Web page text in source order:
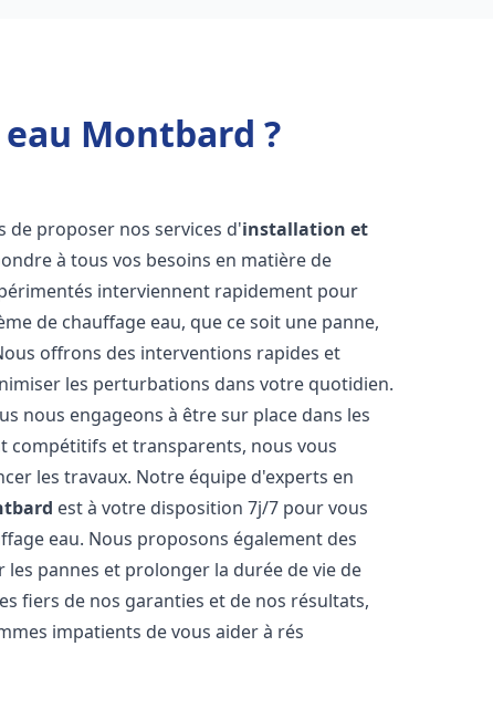
Montbard ?
de proposer nos services d'installation et
à tous vos besoins en matière de
interviennent rapidement pour
de chauffage eau, que ce soit une panne,
offrons des interventions rapides et
les perturbations dans votre quotidien.
nous engageons à être sur place dans les
compétitifs et transparents, nous vous
les travaux. Notre équipe d'experts en
est à votre disposition 7j/7 pour vous
eau. Nous proposons également des
pannes et prolonger la durée de vie de
fiers de nos garanties et de nos résultats,
impatients de vous aider à rés